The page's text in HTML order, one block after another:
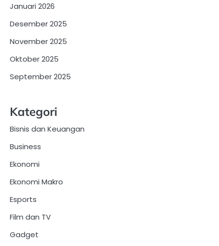
Januari 2026
Desember 2025
November 2025
Oktober 2025
September 2025
Kategori
Bisnis dan Keuangan
Business
Ekonomi
Ekonomi Makro
Esports
Film dan TV
Gadget